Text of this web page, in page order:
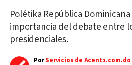
Polétika República
importancia del debate entre
presidenciales.
PorServicios de Acento.com.do